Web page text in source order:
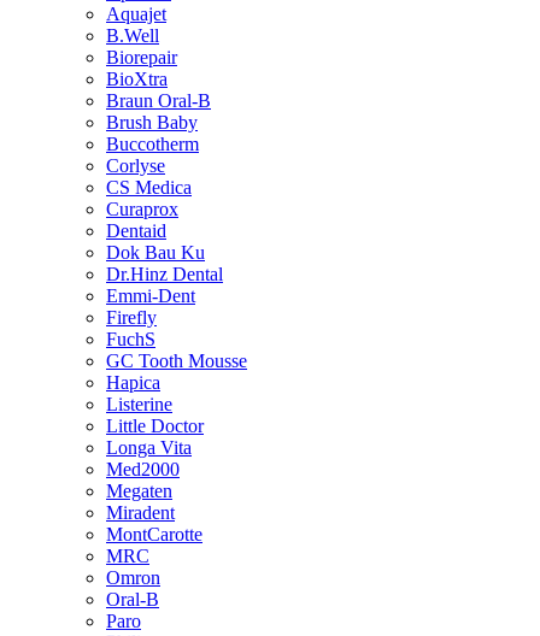
Aquajet
B.Well
Biorepair
BioXtra
Braun Oral-B
Brush Baby
Buccotherm
Corlyse
CS Medica
Curaprox
Dentaid
Dok Bau Ku
Dr.Hinz Dental
Emmi-Dent
Firefly
FuchS
GC Tooth Mousse
Hapica
Listerine
Little Doctor
Longa Vita
Med2000
Megaten
Miradent
MontCarotte
MRC
Omron
Oral-B
Paro